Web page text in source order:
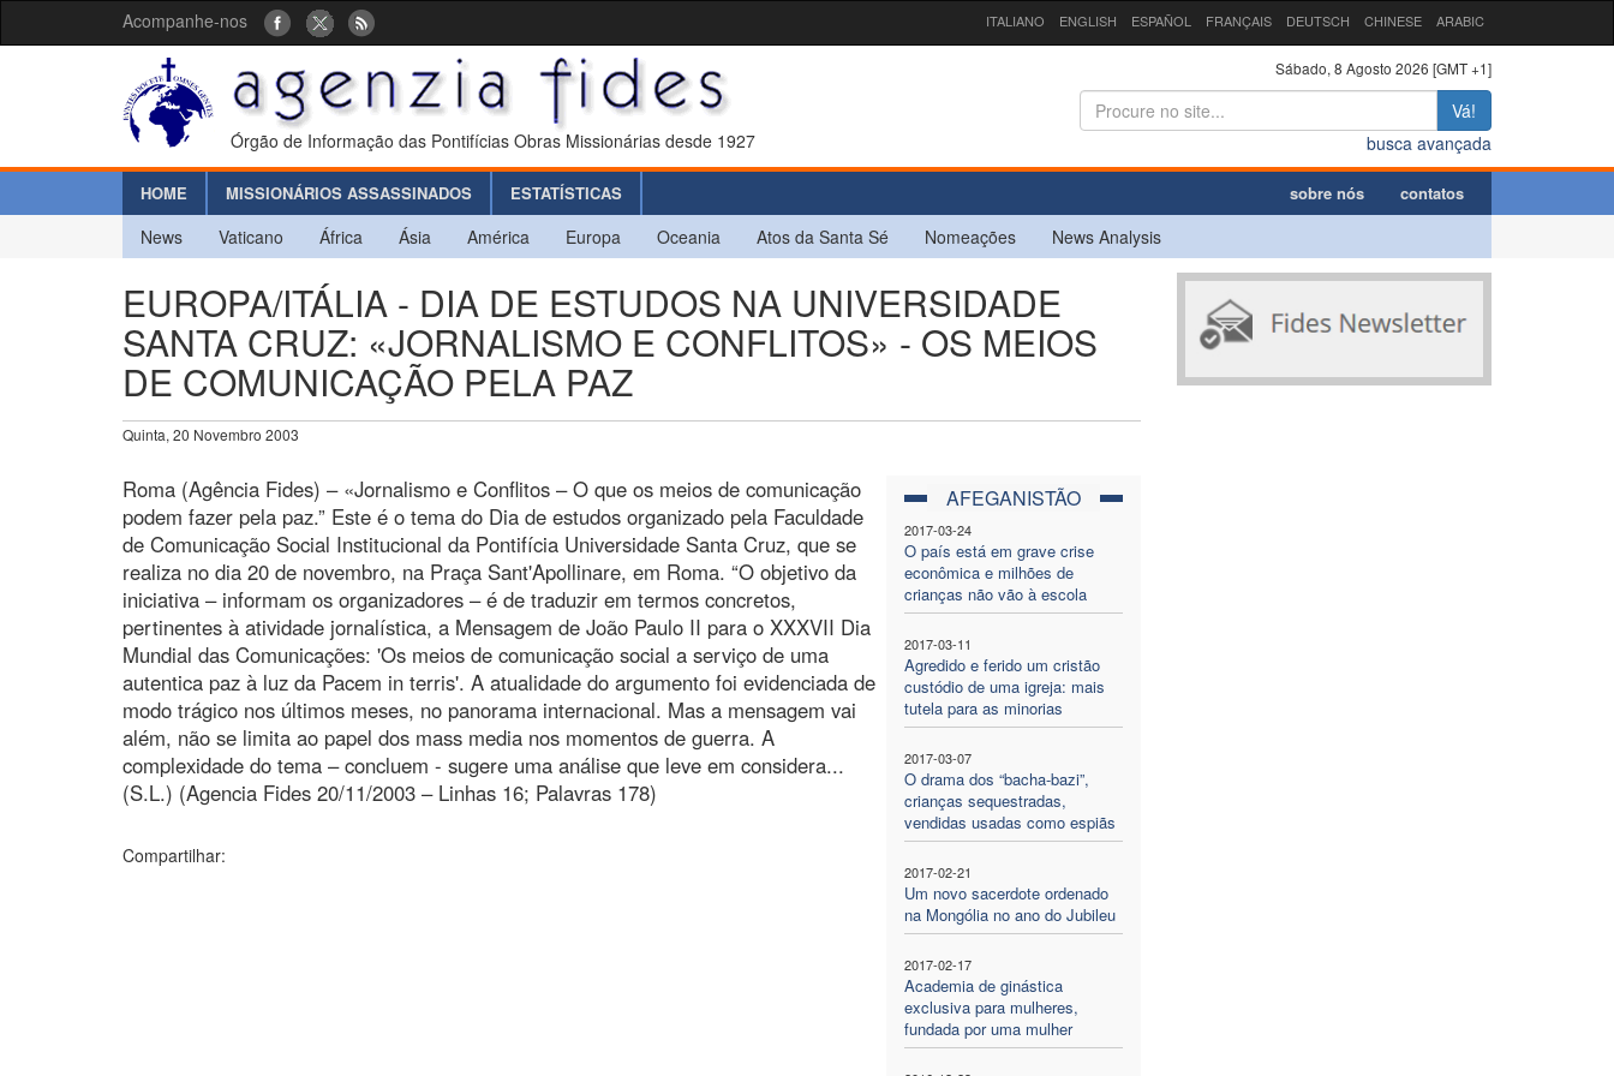
Acompanhe-nos ITALIANO ENGLISH ESPAÑOL FRANÇAIS DEUTSCH CHINESE ARABIC
Órgão de Informação das Pontifícias Obras Missionárias desde 1927
Sábado, 8 Agosto 2026 [GMT +1]
Vá!
busca avançada
HOME MISSIONÁRIOS ASSASSINADOS ESTATÍSTICAS sobre nós contatos
News Vaticano África Ásia América Europa Oceania Atos da Santa Sé Nomeações News Analysis
EUROPA/ITÁLIA - DIA DE ESTUDOS NA UNIVERSIDADE
SANTA CRUZ: «JORNALISMO E CONFLITOS» - OS MEIOS
DE COMUNICAÇÃO PELA PAZ
Quinta, 20 Novembro 2003
AFEGANISTÃO
2017-03-24
O país está em grave crise
econômica e milhões de
crianças não vão à escola
2017-03-11
Agredido e ferido um cristão
custódio de uma igreja: mais
tutela para as minorias
2017-03-07
O drama dos “bacha-bazi”,
crianças sequestradas,
vendidas usadas como espiãs
2017-02-21
Um novo sacerdote ordenado
na Mongólia no ano do Jubileu
2017-02-17
Academia de ginástica
exclusiva para mulheres,
fundada por uma mulher
Roma (Agência Fides) – «Jornalismo e Conflitos – O que os meios de comunicação
podem fazer pela paz.” Este é o tema do Dia de estudos organizado pela Faculdade
de Comunicação Social Institucional da Pontifícia Universidade Santa Cruz, que se
realiza no dia 20 de novembro, na Praça Sant'Apollinare, em Roma. “O objetivo da
iniciativa – informam os organizadores – é de traduzir em termos concretos,
pertinentes à atividade jornalística, a Mensagem de João Paulo II para o XXXVII Dia
Mundial das Comunicações: 'Os meios de comunicação social a serviço de uma
autentica paz à luz da Pacem in terris'. A atualidade do argumento foi evidenciada de
modo trágico nos últimos meses, no panorama internacional. Mas a mensagem vai
além, não se limita ao papel dos mass media nos momentos de guerra. A
complexidade do tema – concluem - sugere uma análise que leve em considera...
(S.L.) (Agencia Fides 20/11/2003 – Linhas 16; Palavras 178)
Compartilhar: